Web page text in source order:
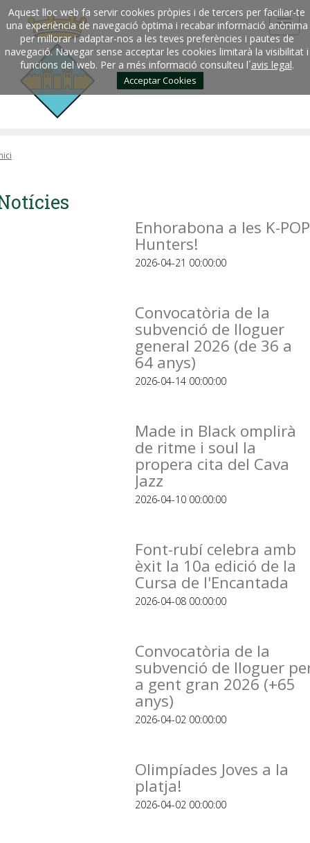
Aquest lloc web fa servir cookies pròpies i de tercers per faciliar-te
una experiència de navegació òptima i recabar informació anònima
per millorar i adaptar-nos a les teves preferències i pautes de
navegació. Navegar sense acceptar les cookies limitarà la visibilitat i
funcions del web. Per a més informació consulteu l´avis legal.
Acceptar Cookies
Enhorabona a les K-POP
Hunters!
2026-04-21 00:00:00
Convocatòria de la
subvenció de lloguer
general 2026 (de 36 a
64 anys)
2026-04-14 00:00:00
Made in Black omplirà
de ritme i soul la
propera cita del Cava
Jazz
2026-04-10 00:00:00
Font-rubí celebra amb
èxit la 10a edició de la
Cursa de l'Encantada
2026-04-08 00:00:00
Convocatòria de la
subvenció de lloguer
a gent gran 2026 (+65
anys)
2026-04-02 00:00:00
Olimpíades Joves a la
platja!
2026-04-02 00:00:00